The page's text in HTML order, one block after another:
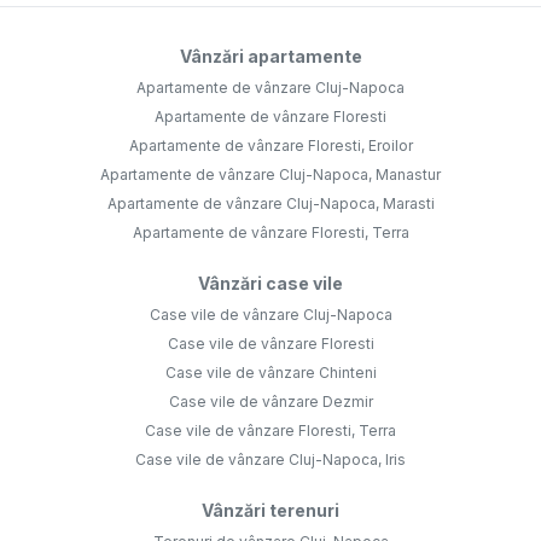
Vânzări apartamente
Apartamente de vânzare Cluj-Napoca
Apartamente de vânzare Floresti
Apartamente de vânzare Floresti, Eroilor
Apartamente de vânzare Cluj-Napoca, Manastur
Apartamente de vânzare Cluj-Napoca, Marasti
Apartamente de vânzare Floresti, Terra
Vânzări case vile
Case vile de vânzare Cluj-Napoca
Case vile de vânzare Floresti
Case vile de vânzare Chinteni
Case vile de vânzare Dezmir
Case vile de vânzare Floresti, Terra
Case vile de vânzare Cluj-Napoca, Iris
Vânzări terenuri